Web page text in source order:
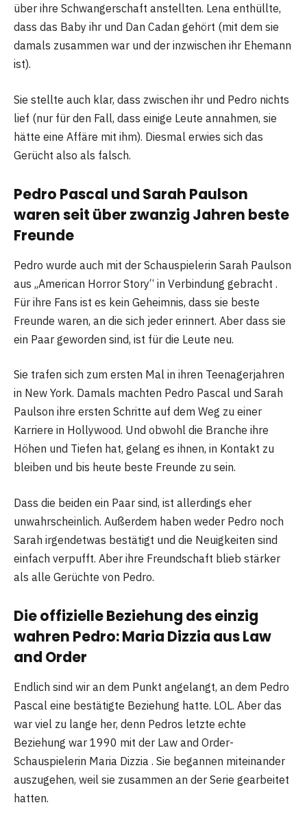
über ihre Schwangerschaft anstellten. Lena enthüllte,
dass das Baby ihr und Dan Cadan gehört (mit dem sie
damals zusammen war und der inzwischen ihr Ehemann
ist).
Sie stellte auch klar, dass zwischen ihr und Pedro nichts
lief (nur für den Fall, dass einige Leute annahmen, sie
hätte eine Affäre mit ihm). Diesmal erwies sich das
Gerücht also als falsch.
Pedro Pascal und Sarah Paulson
waren seit über zwanzig Jahren beste
Freunde
Pedro wurde auch mit der Schauspielerin Sarah Paulson
aus „American Horror Story“ in Verbindung gebracht .
Für ihre Fans ist es kein Geheimnis, dass sie beste
Freunde waren, an die sich jeder erinnert. Aber dass sie
ein Paar geworden sind, ist für die Leute neu.
Sie trafen sich zum ersten Mal in ihren Teenagerjahren
in New York. Damals machten Pedro Pascal und Sarah
Paulson ihre ersten Schritte auf dem Weg zu einer
Karriere in Hollywood. Und obwohl die Branche ihre
Höhen und Tiefen hat, gelang es ihnen, in Kontakt zu
bleiben und bis heute beste Freunde zu sein.
Dass die beiden ein Paar sind, ist allerdings eher
unwahrscheinlich. Außerdem haben weder Pedro noch
Sarah irgendetwas bestätigt und die Neuigkeiten sind
einfach verpufft. Aber ihre Freundschaft blieb stärker
als alle Gerüchte von Pedro.
Die offizielle Beziehung des einzig
wahren Pedro: Maria Dizzia aus Law
and Order
Endlich sind wir an dem Punkt angelangt, an dem Pedro
Pascal eine bestätigte Beziehung hatte. LOL. Aber das
war viel zu lange her, denn Pedros letzte echte
Beziehung war 1990 mit der Law and Order-
Schauspielerin Maria Dizzia . Sie begannen miteinander
auszugehen, weil sie zusammen an der Serie gearbeitet
hatten.